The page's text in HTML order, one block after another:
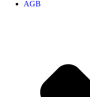
AGB